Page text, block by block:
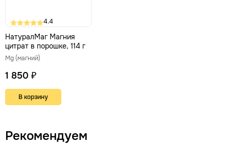
4.4
НатуралМаг Магния
цитрат в порошке, 114 г
Mg (магний)
1 850 ₽
В корзину
Рекомендуем